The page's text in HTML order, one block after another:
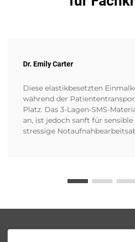
Dr. Emily Carter
Diese elastikbesetzten
während der
Platz. Das 3-Lagen-SMS-
an, ist jedoch sanft für
stressige